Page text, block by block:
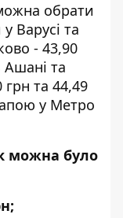
обрати
Варусі та
- 43,90
Ашані та
грн та 44,49
у Метро
можна було